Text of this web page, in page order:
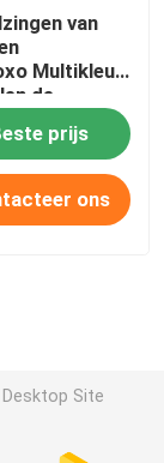
van
Multikleur
de
Glanzende
prijs
ons
Desktop Site